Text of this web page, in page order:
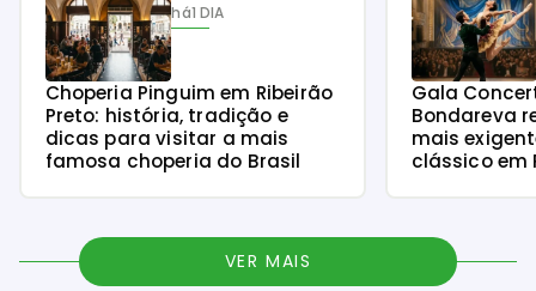
há1 DIA
Choperia Pinguim em Ribeirão
Preto: história, tradição e
dicas para visitar a mais
famosa choperia do Brasil
Gala
Bondareva
mais
clássico em
VER MAIS